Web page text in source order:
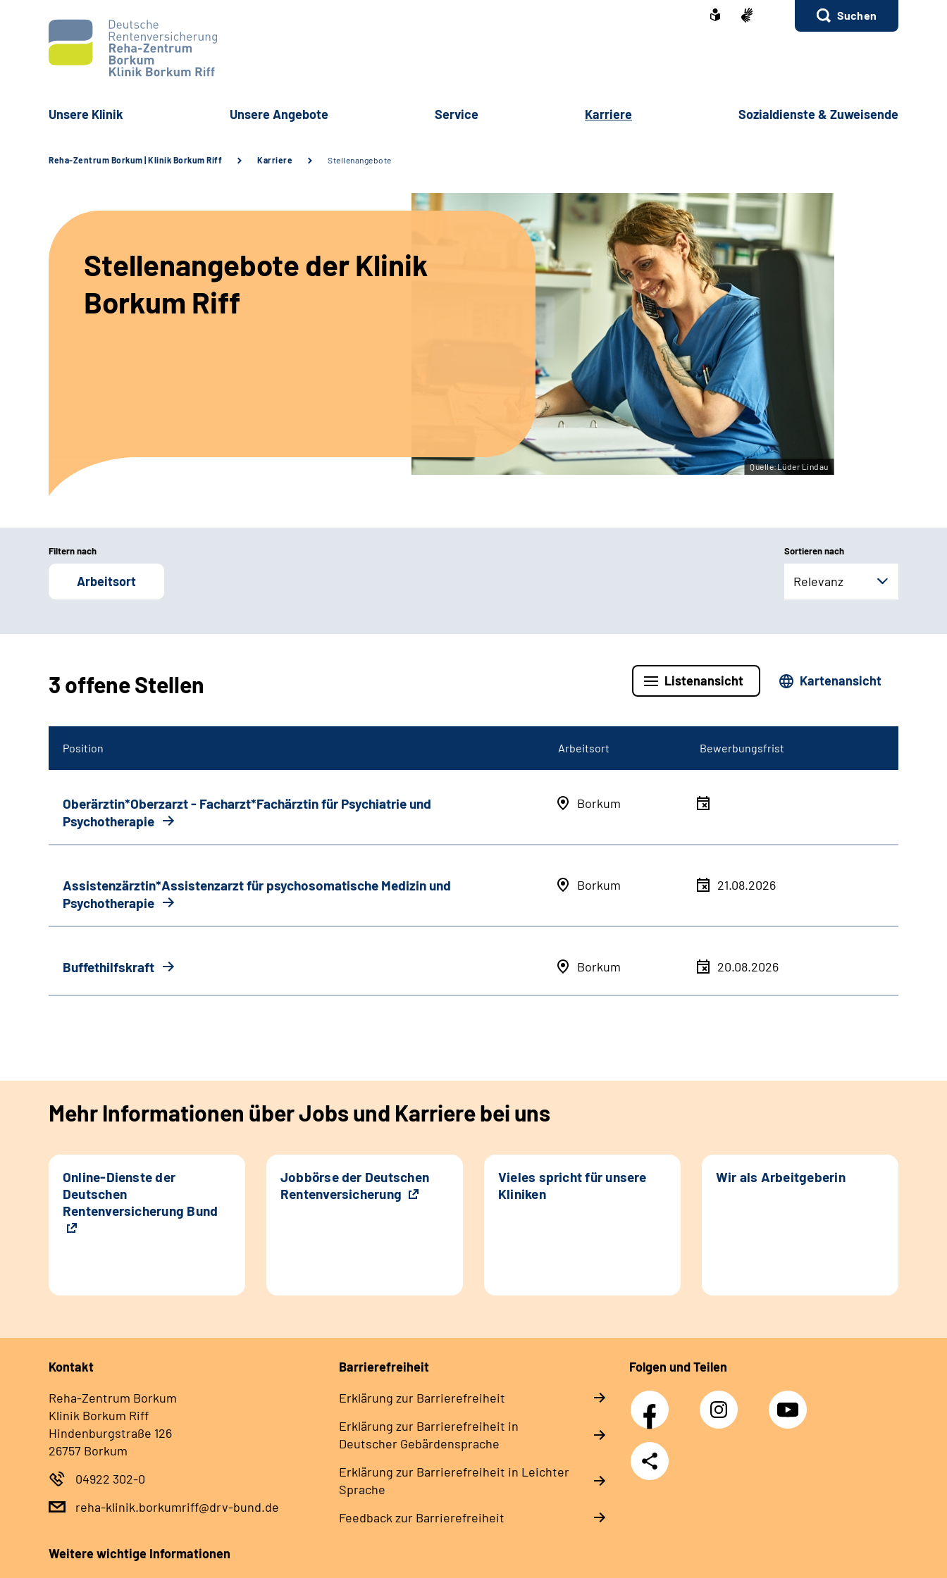
Suchen
Unsere Klinik Unsere Angebote Service Karriere Sozialdienste & Zuweisende
Reha-Zentrum Borkum | Klinik Borkum Riff Karriere Stellenangebote
Stellenangebote der Klinik
Borkum Riff
Quelle:Lüder Lindau
Filtern nach
Arbeitsort
Sortieren nach
Relevanz
3 offene Stellen Listenansicht Kartenansicht
Position Arbeitsort Bewerbungsfrist
Oberärztin*Oberzarzt - Facharzt*Fachärztin für Psychiatrie und
Psychotherapie
Borkum
Assistenzärztin*Assistenzarzt für psychosomatische Medizin und
Psychotherapie
Borkum 21.08.2026
Buffethilfskraft Borkum 20.08.2026
Mehr Informationen über Jobs und Karriere bei uns
Online-Dienste der
Deutschen
Rentenversicherung Bund
Jobbörse der Deutschen
Rentenversicherung
Vieles spricht für unsere
Kliniken
Wir als Arbeitgeberin
Kontakt
Reha-Zentrum Borkum
Klinik Borkum Riff
Hindenburgstraße 126
26757 Borkum
04922 302-0
reha-klinik.borkumriff@drv-bund.de
Barrierefreiheit
Erklärung zur Barrierefreiheit
Erklärung zur Barrierefreiheit in
Deutscher Gebärdensprache
Erklärung zur Barrierefreiheit in Leichter
Sprache
Feedback zur Barrierefreiheit
Folgen und Teilen
Facebook Instagram YouTube
Teilen
Weitere wichtige Informationen